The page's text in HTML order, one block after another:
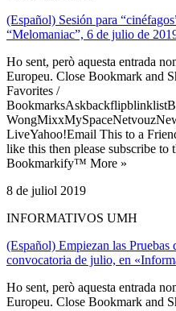
(Español) Sesión para
“Melomaniac”, 6 de julio de
Ho sent, però aquesta entrada
Europeu. Close Bookmark and
Favorites /
LiveYahoo!Email This to a
like this then please subscribe to
Bookmarkify™ More »
8 de juliol 2019
INFORMATIVOS UMH
(Español) Empiezan las
convocatoria de julio, en
Ho sent, però aquesta entrada
Europeu. Close Bookmark and